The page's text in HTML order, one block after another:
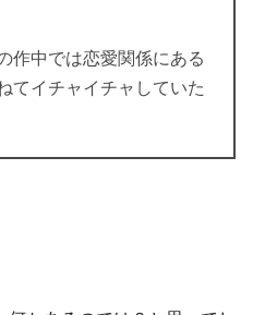
作中では恋愛関係にある
てイチャイチャしていた